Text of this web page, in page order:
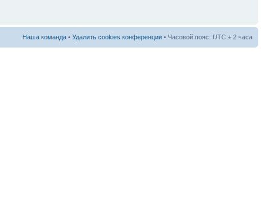
Наша команда • Удалить cookies конференции • Часовой пояс: UTC + 2 часа